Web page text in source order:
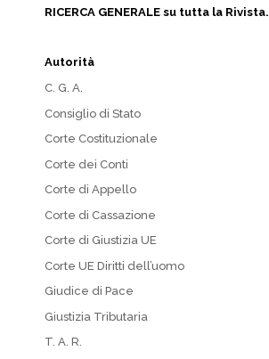
RICERCA GENERALE su tutta la Rivista.
Autorità
C. G. A.
Consiglio di Stato
Corte Costituzionale
Corte dei Conti
Corte di Appello
Corte di Cassazione
Corte di Giustizia UE
Corte UE Diritti dell’uomo
Giudice di Pace
Giustizia Tributaria
T. A. R.